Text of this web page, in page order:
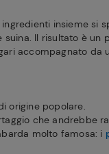
insieme si
Il risultato è un
accompagnato da
origine popolare.
che andrebbe
molto famosa: i